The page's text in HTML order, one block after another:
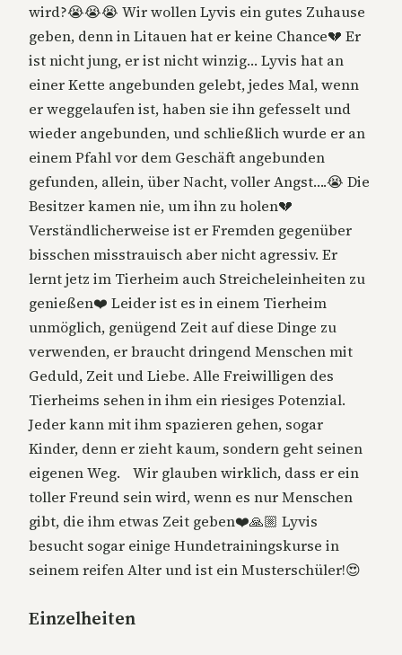
wird?😭😭😭 Wir wollen Lyvis ein gutes Zuhause
geben, denn in Litauen hat er keine Chance💔 Er
ist nicht jung, er ist nicht winzig… Lyvis hat an
einer Kette angebunden gelebt, jedes Mal, wenn
er weggelaufen ist, haben sie ihn gefesselt und
wieder angebunden, und schließlich wurde er an
einem Pfahl vor dem Geschäft angebunden
gefunden, allein, über Nacht, voller Angst….😭 Die
Besitzer kamen nie, um ihn zu holen💔
Verständlicherweise ist er Fremden gegenüber
bisschen misstrauisch aber nicht agressiv. Er
lernt jetz im Tierheim auch Streicheleinheiten zu
genießen❤️ Leider ist es in einem Tierheim
unmöglich, genügend Zeit auf diese Dinge zu
verwenden, er braucht dringend Menschen mit
Geduld, Zeit und Liebe. Alle Freiwilligen des
Tierheims sehen in ihm ein riesiges Potenzial.
Jeder kann mit ihm spazieren gehen, sogar
Kinder, denn er zieht kaum, sondern geht seinen
eigenen Weg. Wir glauben wirklich, dass er ein
toller Freund sein wird, wenn es nur Menschen
gibt, die ihm etwas Zeit geben❤️🙏🏼 Lyvis
besucht sogar einige Hundetrainingskurse in
seinem reifen Alter und ist ein Musterschüler!😍
Einzelheiten